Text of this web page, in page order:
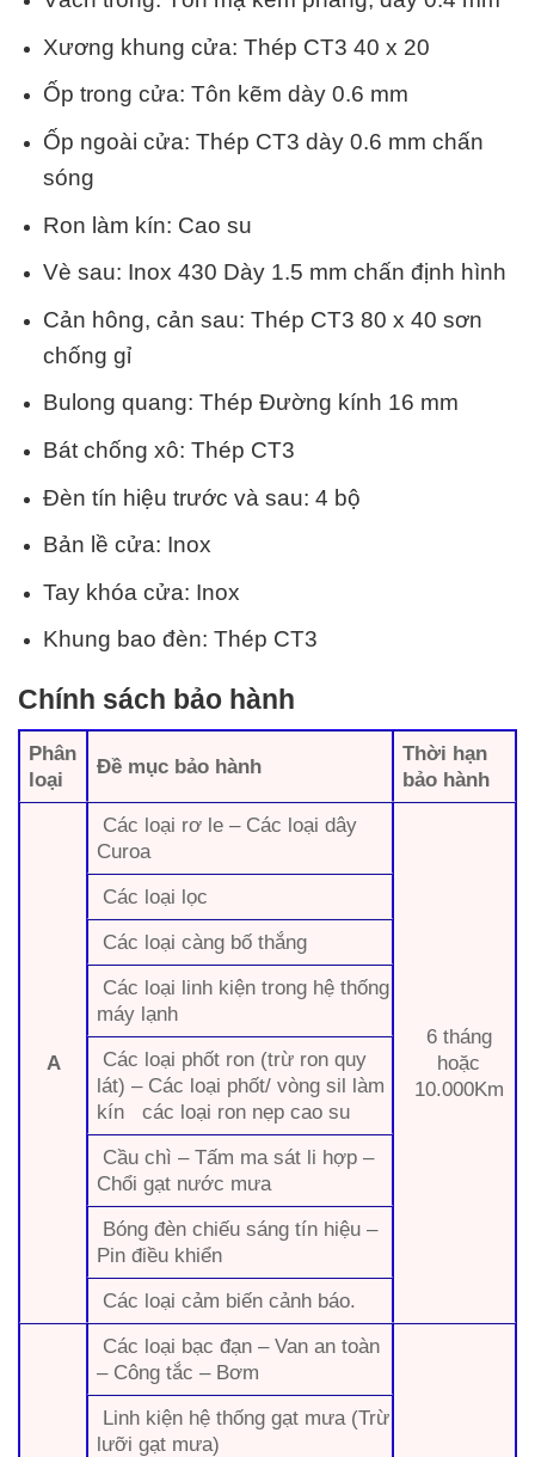
Xương khung cửa: Thép CT3 40 x 20
Ốp trong cửa: Tôn kẽm dày 0.6 mm
Ốp ngoài cửa: Thép CT3 dày 0.6 mm chấn
sóng
Ron làm kín: Cao su
Vè sau: Inox 430 Dày 1.5 mm chấn định hình
Cản hông, cản sau: Thép CT3 80 x 40 sơn
chống gỉ
Bulong quang: Thép Đường kính 16 mm
Bát chống xô: Thép CT3
Đèn tín hiệu trước và sau: 4 bộ
Bản lề cửa: Inox
Tay khóa cửa: Inox
Khung bao đèn: Thép CT3
Chính sách bảo hành
Phân
loại
Đề mục bảo hành
Thời hạn
bảo hành
A
Các loại rơ le – Các loại dây
Curoa
6 tháng
hoặc
10.000Km
Các loại lọc
Các loại càng bố thắng
Các loại linh kiện trong hệ thống
máy lạnh
Các loại phốt ron (trừ ron quy
lát) – Các loại phốt/ vòng sil làm
kín các loại ron nẹp cao su
Cầu chì – Tấm ma sát li hợp –
Chổi gạt nước mưa
Bóng đèn chiếu sáng tín hiệu –
Pin điều khiển
Các loại cảm biến cảnh báo.
Các loại bạc đạn – Van an toàn
– Công tắc – Bơm
Linh kiện hệ thống gạt mưa (Trừ
lưỡi gạt mưa)